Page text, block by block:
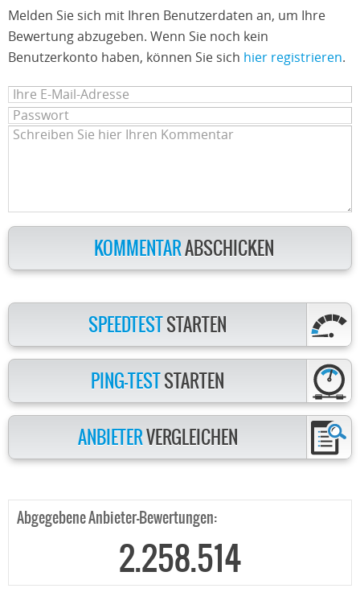
Melden Sie sich mit Ihren Benutzerdaten an, um Ihre
Bewertung abzugeben. Wenn Sie noch kein
Benutzerkonto haben, können Sie sich hier registrieren.
KOMMENTARABSCHICKEN
SPEEDTESTSTARTEN
PING-TESTSTARTEN
ANBIETERVERGLEICHEN
Abgegebene Anbieter-Bewertungen:
2.258.514